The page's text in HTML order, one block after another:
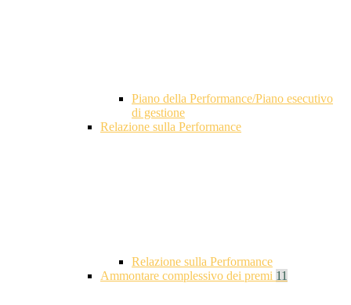
Piano della Performance/Piano esecutivo
di gestione
Relazione sulla Performance
Relazione sulla Performance
Ammontare complessivo dei premi 11